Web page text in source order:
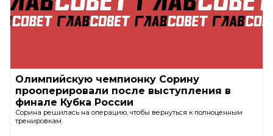
Олимпийскую чемпионку Сорину
прооперировали после выступления в
финале Кубка России
Сорина решилась на операцию, чтобы вернуться к полноценным
тренировкам.